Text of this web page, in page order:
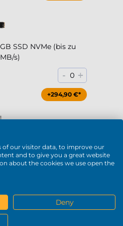
SSD NVMe (bis zu
s)
- 0 +
+294,90 €*
HDD 7200rpm (3.5'')
- 0 +
of our visitor data, to improve our
and to give you a great website
about the cookies we use open the
Deny